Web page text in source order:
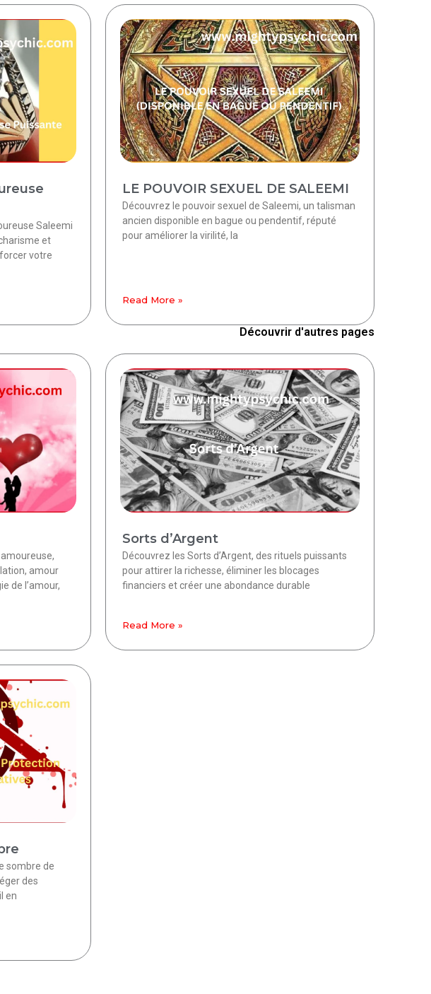
Saleemi
et
votre
LE POUVOIR SEXUEL DE SALEEMI
Découvrez le pouvoir sexuel de Saleemi, un talisman
ancien disponible en bague ou pendentif, réputé
pour améliorer la virilité, la
Read More »
Découvrir d'autres pages
amour
de l’amour,
Sorts d’Argent
Découvrez les Sorts d’Argent, des rituels puissants
pour attirer la richesse, éliminer les blocages
financiers et créer une abondance durable
Read More »
sombre de
des
en